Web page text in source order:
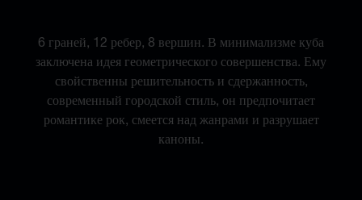
6 граней, 12 ребер, 8 вершин. В минимализме куба
заключена идея геометрического совершенства. Ему
свойственны решительность и сдержанность,
современный городской стиль, он предпочитает
романтике рок, смеется над жанрами и разрушает
каноны.